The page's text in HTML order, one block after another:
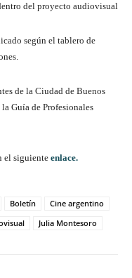
del proyecto audiovisual
según el tablero de
de la Ciudad de Buenos
Guía de Profesionales
el siguiente enlace.
Boletín
Cine argentino
Julia Montesoro